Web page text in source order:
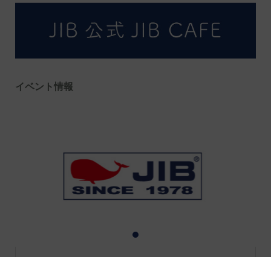
イベント情報
2